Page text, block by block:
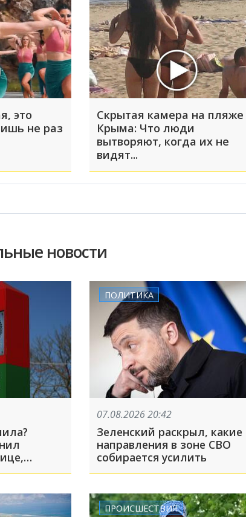
это
не раз
Скрытая камера на пляже
Крыма: Что люди
вытворяют, когда их не
видят...
новости
вернулся
ПОЛИТИКА
07.08.2026 20:42
Зеленский раскрыл, какие
направления в зоне СВО
собирается усилить
ПРОИСШЕСТВИЯ